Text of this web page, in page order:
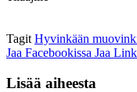
Tagit Hyvinkään
Jaa Facebookissa Jaa
Lisää aiheesta